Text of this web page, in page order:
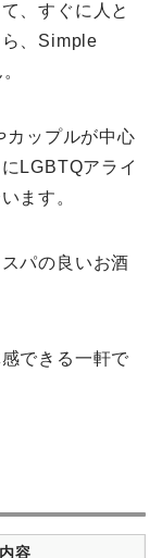
、すぐに人と
、Simple
カップルが中心
LGBTQアライ
ます。
パの良いお酒
できる一軒で
内容